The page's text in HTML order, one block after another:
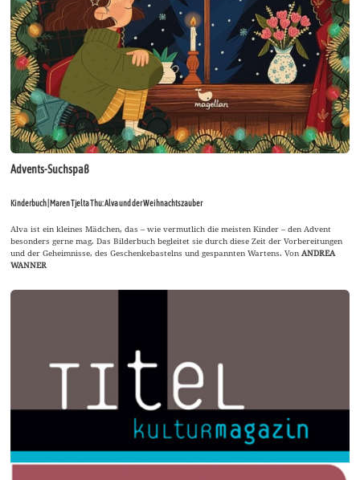
Advents-Suchspaß
Kinderbuch | Maren Tjelta Thu: Alva und der Weihnachtszauber
Alva ist ein kleines Mädchen, das – wie vermutlich die meisten Kinder – den Advent
besonders gerne mag. Das Bilderbuch begleitet sie durch diese Zeit der Vorbereitungen
und der Geheimnisse, des Geschenkebastelns und gespannten Wartens. Von ANDREA
WANNER